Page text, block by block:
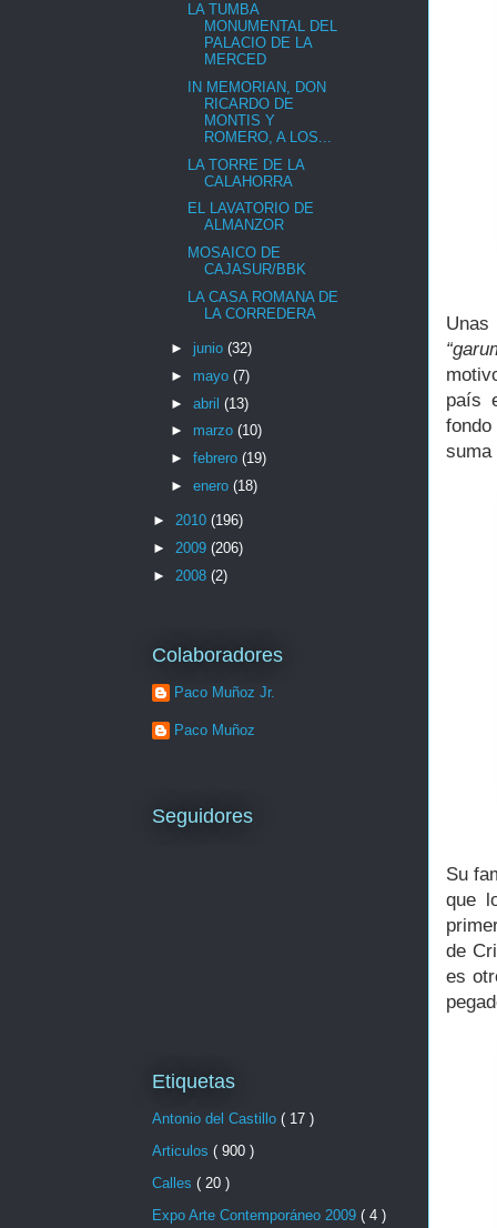
Unas
país
suma
Su
que
de
es
LA TUMBA
MONUMENTAL DEL
PALACIO DE LA
MERCED
IN MEMORIAN, DON
RICARDO DE
MONTIS Y
ROMERO, A LOS...
LA TORRE DE LA
CALAHORRA
EL LAVATORIO DE
ALMANZOR
MOSAICO DE
CAJASUR/BBK
LA CASA ROMANA DE
LA CORREDERA
► junio (32)
► mayo (7)
► abril (13)
► marzo (10)
► febrero (19)
► enero (18)
► 2010 (196)
► 2009 (206)
► 2008 (2)
Colaboradores
Paco Muñoz Jr.
Paco Muñoz
Seguidores
Etiquetas
Antonio del Castillo ( 17 )
Articulos ( 900 )
Calles ( 20 )
Expo Arte Contemporáneo 2009 ( 4 )